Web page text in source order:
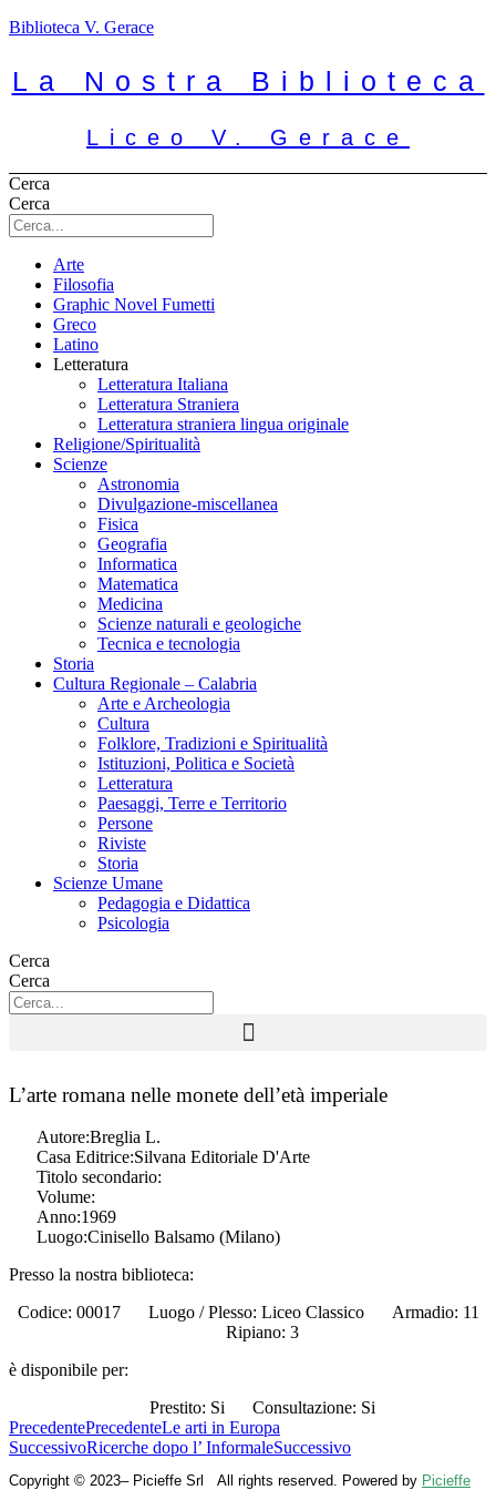
Biblioteca V. Gerace
La Nostra Biblioteca
Liceo V. Gerace
Cerca
Cerca
Arte
Filosofia
Graphic Novel Fumetti
Greco
Latino
Letteratura
Letteratura Italiana
Letteratura Straniera
Letteratura straniera lingua originale
Religione/Spiritualità
Scienze
Astronomia
Divulgazione-miscellanea
Fisica
Geografia
Informatica
Matematica
Medicina
Scienze naturali e geologiche
Tecnica e tecnologia
Storia
Cultura Regionale – Calabria
Arte e Archeologia
Cultura
Folklore, Tradizioni e Spiritualità
Istituzioni, Politica e Società
Letteratura
Paesaggi, Terre e Territorio
Persone
Riviste
Storia
Scienze Umane
Pedagogia e Didattica
Psicologia
Cerca
Cerca
L’arte romana nelle monete dell’età imperiale
Autore:Breglia L.
Casa Editrice:Silvana Editoriale D'Arte
Titolo secondario:
Volume:
Anno:1969
Luogo:Cinisello Balsamo (Milano)
Presso la nostra biblioteca:
Codice: 00017
Luogo / Plesso: Liceo Classico
Armadio: 11
Ripiano: 3
è disponibile per:
Prestito: Si
Consultazione: Si
PrecedentePrecedenteLe arti in Europa
SuccessivoRicerche dopo l’ InformaleSuccessivo
Copyright © 2023– Picieffe Srl All rights reserved. Powered by Picieffe